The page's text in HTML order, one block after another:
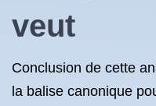
veut
Conclusion de cette
la balise canonique